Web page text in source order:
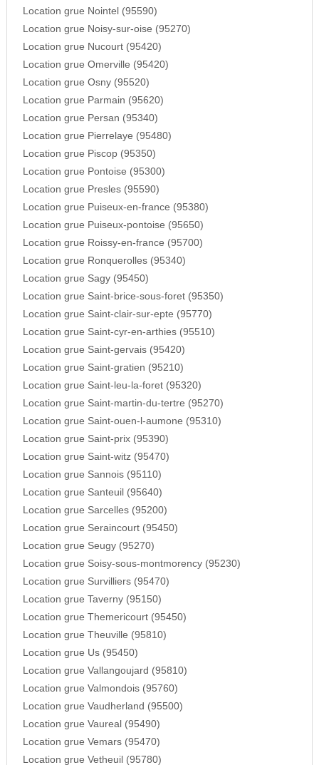
Location grue Nointel (95590)
Location grue Noisy-sur-oise (95270)
Location grue Nucourt (95420)
Location grue Omerville (95420)
Location grue Osny (95520)
Location grue Parmain (95620)
Location grue Persan (95340)
Location grue Pierrelaye (95480)
Location grue Piscop (95350)
Location grue Pontoise (95300)
Location grue Presles (95590)
Location grue Puiseux-en-france (95380)
Location grue Puiseux-pontoise (95650)
Location grue Roissy-en-france (95700)
Location grue Ronquerolles (95340)
Location grue Sagy (95450)
Location grue Saint-brice-sous-foret (95350)
Location grue Saint-clair-sur-epte (95770)
Location grue Saint-cyr-en-arthies (95510)
Location grue Saint-gervais (95420)
Location grue Saint-gratien (95210)
Location grue Saint-leu-la-foret (95320)
Location grue Saint-martin-du-tertre (95270)
Location grue Saint-ouen-l-aumone (95310)
Location grue Saint-prix (95390)
Location grue Saint-witz (95470)
Location grue Sannois (95110)
Location grue Santeuil (95640)
Location grue Sarcelles (95200)
Location grue Seraincourt (95450)
Location grue Seugy (95270)
Location grue Soisy-sous-montmorency (95230)
Location grue Survilliers (95470)
Location grue Taverny (95150)
Location grue Themericourt (95450)
Location grue Theuville (95810)
Location grue Us (95450)
Location grue Vallangoujard (95810)
Location grue Valmondois (95760)
Location grue Vaudherland (95500)
Location grue Vaureal (95490)
Location grue Vemars (95470)
Location grue Vetheuil (95780)